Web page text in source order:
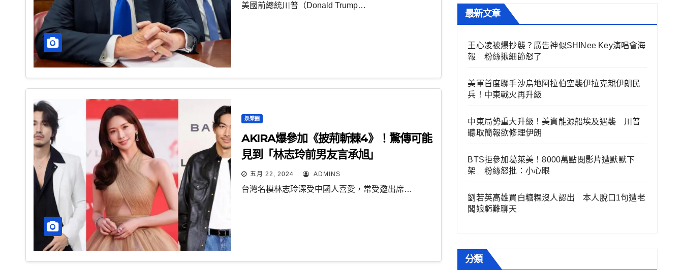
美國前總統川普（Donald Trump…
娛樂圈
AKIRA爆參加《披荊斬棘4》！驚傳可能
見到「林志玲前男友言承旭」
五月 22, 2024 ADMINS
台灣名模林志玲深受中國人喜愛，常受邀出席…
最新文章
王心凌被爆抄襲？廣告神似SHINee Key演唱會海
報 粉絲揪細節怒了
美軍首度聯手沙烏地阿拉伯空襲伊拉克親伊朗民
兵！中東戰火再升級
中東局勢重大升級！美資能源船埃及遇襲 川普
聽取簡報欲修理伊朗
BTS拒參加葛萊美！8000萬點閱影片遭默默下
架 粉絲怒批：小心眼
劉若英高雄買白糖粿沒人認出 本人脫口1句遭老
闆娘虧難聊天
分類